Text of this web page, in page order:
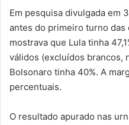
Em pesquisa divulgada em
antes do primeiro turno das
mostrava que Lula tinha
válidos (excluídos brancos,
Bolsonaro tinha 40%. A
percentuais.
O resultado apurado nas